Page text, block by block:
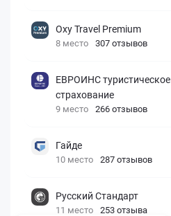
Oxy Travel Premium
8 место 307 отзывов
ЕВРОИНС туристическое
страхование
9 место 266 отзывов
Гайде
10 место 287 отзывов
Русский Стандарт
11 место 253 отзыва